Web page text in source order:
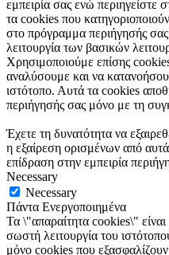
εμπειρία σας ενώ περιηγείστε
τα cookies που
στο πρόγραμμα περιήγησής σας
λειτουργία των βασικών
Χρησιμοποιούμε επίσης
αναλύσουμε και να
ιστότοπο. Αυτά τα cookies
περιήγησής σας μόνο με τη
Έχετε τη δυνατότητα να
η εξαίρεση ορισμένων από
επίδραση στην εμπειρία
Necessary
Necessary
Πάντα Ενεργοποιημένα
Τα \"απαραίτητα cookies\"
σωστή λειτουργία του
μόνο cookies που εξασφαλίζουν